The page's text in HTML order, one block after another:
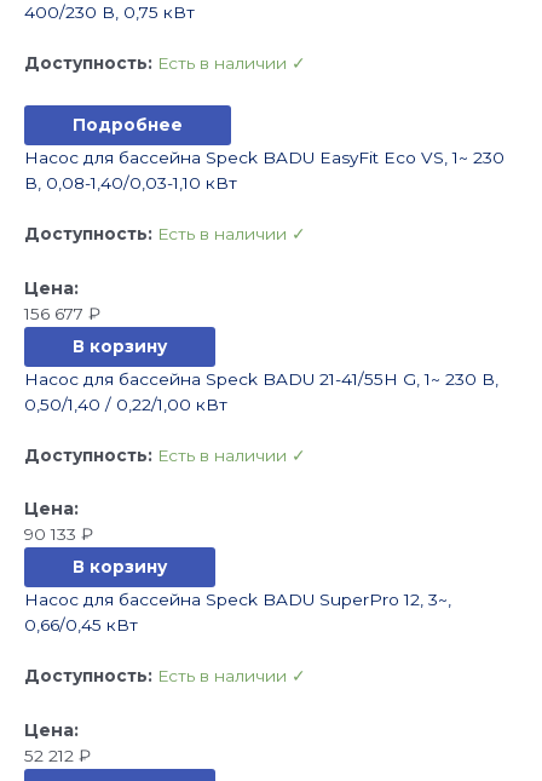
400/230 В, 0,75 кВт
Доступность: Есть в наличии ✓
Подробнее
Насос для бассейна Speck BADU EasyFit Eco VS, 1~ 230
В, 0,08-1,40/0,03-1,10 кВт
Доступность: Есть в наличии ✓
156 677 ₽
В корзину
Насос для бассейна Speck BADU 21-41/55H G, 1~ 230 В,
0,50/1,40 / 0,22/1,00 кВт
Доступность: Есть в наличии ✓
90 133 ₽
В корзину
Насос для бассейна Speck BADU SuperPro 12, 3~,
0,66/0,45 кВт
Доступность: Есть в наличии ✓
52 212 ₽